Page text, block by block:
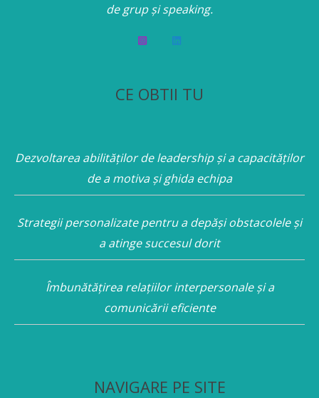
de grup și speaking.
CE OBTII TU
Dezvoltarea abilităților de leadership și a capacităților
de a motiva și ghida echipa
Strategii personalizate pentru a depăși obstacolele și
a atinge succesul dorit
Îmbunătățirea relațiilor interpersonale și a
comunicării eficiente
NAVIGARE PE SITE